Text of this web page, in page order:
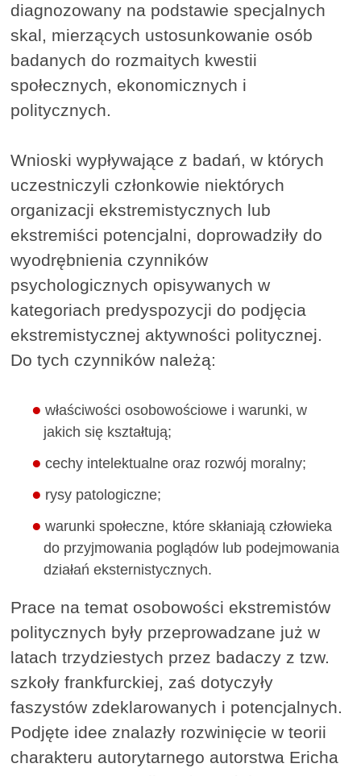
diagnozowany na podstawie specjalnych
skal, mierzących ustosunkowanie osób
badanych do rozmaitych kwestii
społecznych, ekonomicznych i
politycznych.
Wnioski wypływające z badań, w których
uczestniczyli członkowie niektórych
organizacji ekstremistycznych lub
ekstremiści potencjalni, doprowadziły do
wyodrębnienia czynników
psychologicznych opisywanych w
kategoriach predyspozycji do podjęcia
ekstremistycznej aktywności politycznej.
Do tych czynników należą:
właściwości osobowościowe i warunki, w
jakich się kształtują;
cechy intelektualne oraz rozwój moralny;
rysy patologiczne;
warunki społeczne, które skłaniają człowieka
do przyjmowania poglądów lub podejmowania
działań eksternistycznych.
Prace na temat osobowości ekstremistów
politycznych były przeprowadzane już w
latach trzydziestych przez badaczy z tzw.
szkoły frankfurckiej, zaś dotyczyły
faszystów zdeklarowanych i potencjalnych.
Podjęte idee znalazły rozwinięcie w teorii
charakteru autorytarnego autorstwa Ericha